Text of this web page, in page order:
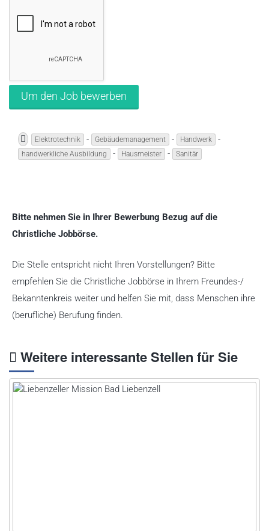
Elektrotechnik - Gebäudemanagement - Handwerk -
handwerkliche Ausbildung - Hausmeister - Sanitär
Bitte nehmen Sie in Ihrer Bewerbung Bezug auf die
Christliche Jobbörse.
Die Stelle entspricht nicht Ihren Vorstellungen? Bitte
empfehlen Sie die Christliche Jobbörse in Ihrem Freundes-/
Bekanntenkreis weiter und helfen Sie mit, dass Menschen ihre
(berufliche) Berufung finden.
Weitere interessante Stellen für Sie